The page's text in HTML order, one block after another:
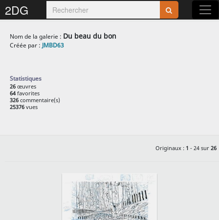
2DG Rejoignez-nous sur 2DG !
Accédez aux planches et illustrations
réservées aux membres
Nom de la galerie : Du beau du bon
Créée par : JMBD63
Statistiques
26 œuvres
64favorites
326 commentaire(s)
25376 vues
Originaux : 1 - 24 sur 26